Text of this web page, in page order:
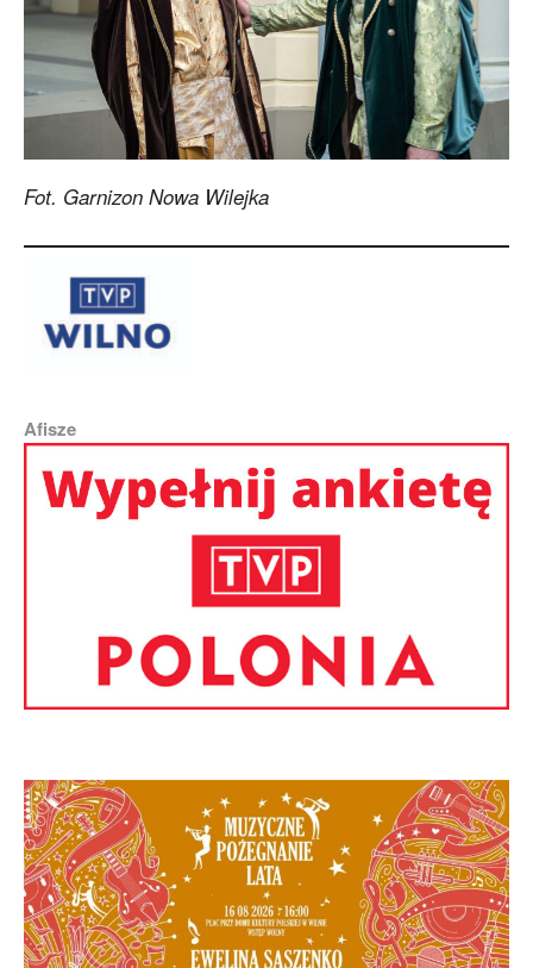
Fot. Garnizon Nowa Wilejka
Afisze